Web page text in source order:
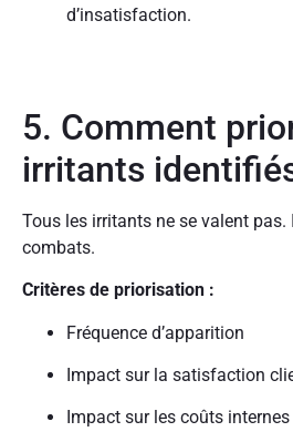
d’insatisfaction.
5. Comment
irritants
Tous les irritants ne se valent
combats.
Critères de priorisation :
Fréquence d’apparition
Impact sur la satisfaction
Impact sur les coûts internes